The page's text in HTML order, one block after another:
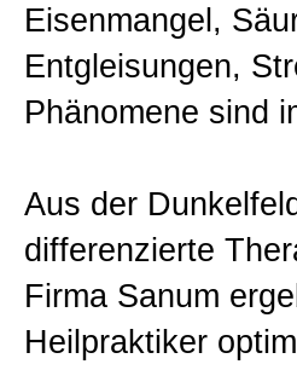
Blutegeltherapie
Aktuelles
Über mich
Eisenmangel,
Entgleisungen,
Phänomene sind
Aus der
differenzierte
Firma Sanum
Heilpraktiker